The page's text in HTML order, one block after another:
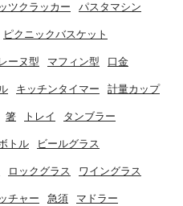
ツクラッカー パスタマシン
ピクニックバスケット
ーヌ型 マフィン型 口金
キッチンタイマー 計量カップ
箸 トレイ タンブラー
トル ビールグラス
ロックグラス ワイングラス
チャー 急須 マドラー